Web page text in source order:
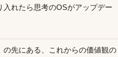
入れたら思考のOSがアップデー
の先にある、これからの価値観の